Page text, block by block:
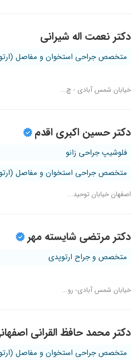
دکتر نعمت اله شیرانی
متخصص جراحی استخوان و مفاصل
خیابان شمس آبادی - چ...
دکتر حسین اکبری اقدم
فلوشیپ جراحی زانو
متخصص جراحی استخوان و مفاصل
اصفهان خیابان توحید...
دکتر مرتضی شایسته مهر
متخصص و جراح ارتوپدی
خیابان شمس آبادی- رو...
دکتر محمد حافظ القرانی
متخصص جراحی استخوان و مفاصل